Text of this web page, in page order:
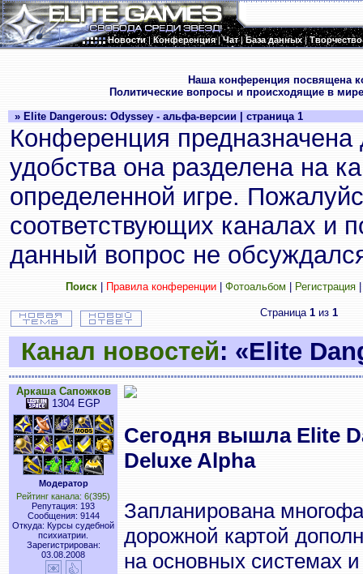
Новости|Конференция|Чат|База данных|Творчество
Наша конференция посвящена
Политические вопросы и происходящие в
» Elite Dangerous: Odyssey - альфа-версии | страница 1
Конференция
удобства она разделена на
определенной игре.
соответствующих каналах и
данный вопрос не
Поиск| Правила конференции| Фотоальбом Регистрация
Страница 1из 1
Канал новостей: «Elite
Аркаша Сапожков
1304 EGP
Модератор
Рейтинг канала: 6(395)
Репутация: 193
Сообщения: 9144
Откуда: Курсы судебной
психиатрии.
Зарегистрирован:
03.08.2008
Сегодня вышла Elite
Deluxe Alpha
Запланирована
дорожной картой
на основных системах и